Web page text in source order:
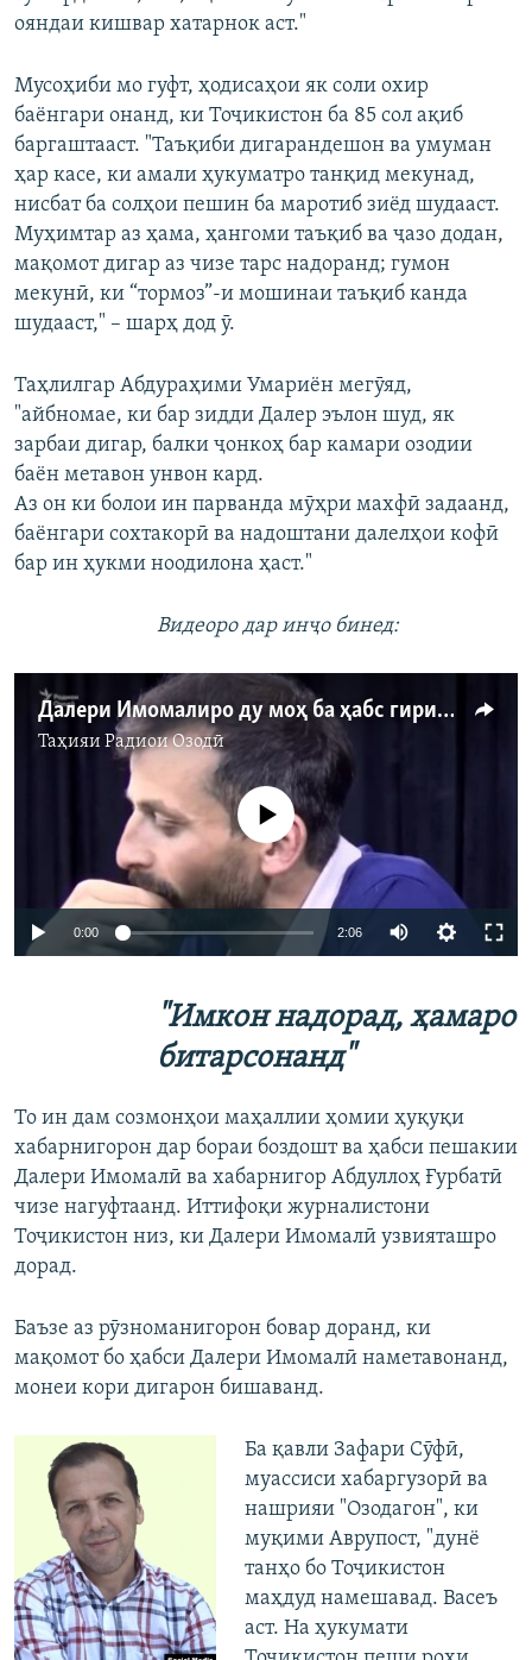
ояндаи кишвар хатарнок аст."
Мусоҳиби мо гуфт, ҳодисаҳои як соли охир
баёнгари онанд, ки Тоҷикистон ба 85 сол ақиб
баргаштааст. "Таъқиби дигарандешон ва умуман
ҳар касе, ки амали ҳукуматро танқид мекунад,
нисбат ба солҳои пешин ба маротиб зиёд шудааст.
Муҳимтар аз ҳама, ҳангоми таъқиб ва ҷазо додан,
мақомот дигар аз чизе тарс надоранд; гумон
мекунӣ, ки “тормоз”-и мошинаи таъқиб канда
шудааст," – шарҳ дод ӯ.
Таҳлилгар Абдураҳими Умариён мегӯяд,
"айбномае, ки бар зидди Далер эълон шуд, як
зарбаи дигар, балки ҷонкоҳ бар камари озодии
баён метавон унвон кард.
Аз он ки болои ин парванда мӯҳри махфӣ задаанд,
баёнгари сохтакорӣ ва надоштани далелҳои кофӣ
бар ин ҳукми ноодилона ҳаст."
Видеоро дар инҷо бинед:
Далери Имомалиро ду моҳ ба ҳабс гирифтанд
Таҳияи Радиои Озодӣ
240p 360p
Феълан кор намекунад
0:00 2:06
360p
1080p
"Имкон надорад, ҳамаро
битарсонанд"
То ин дам созмонҳои маҳаллии ҳомии ҳуқуқи
хабарнигорон дар бораи боздошт ва ҳабси пешакии
Далери Имомалӣ ва хабарнигор Абдуллоҳ Ғурбатӣ
чизе нагуфтаанд. Иттифоқи журналистони
Тоҷикистон низ, ки Далери Имомалӣ узвияташро
дорад.
Баъзе аз рӯзноманигорон бовар доранд, ки
мақомот бо ҳабси Далери Имомалӣ наметавонанд,
монеи кори дигарон бишаванд.
Ба қавли Зафари Сӯфӣ,
муассиси хабаргузорӣ ва
нашрияи "Озодагон", ки
муқими Аврупост, "дунё
танҳо бо Тоҷикистон
маҳдуд намешавад. Васеъ
аст. На ҳукумати